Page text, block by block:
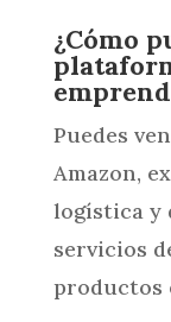
¿Cómo
Puedes
Amazon,
logística y
servicios
productos